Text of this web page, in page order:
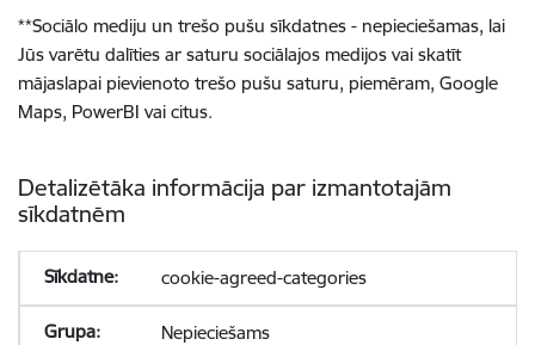
**Sociālo mediju un trešo pušu sīkdatnes - nepieciešamas, lai
Jūs varētu dalīties ar saturu sociālajos medijos vai skatīt
mājaslapai pievienoto trešo pušu saturu, piemēram, Google
Maps, PowerBI vai citus.
Detalizētāka informācija par izmantotajām
sīkdatnēm
cookie-agreed-categories
Nepieciešams